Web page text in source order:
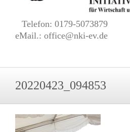
Telefon: 0179-5073879
eMail.: office@nki-ev.de
20220423_094853